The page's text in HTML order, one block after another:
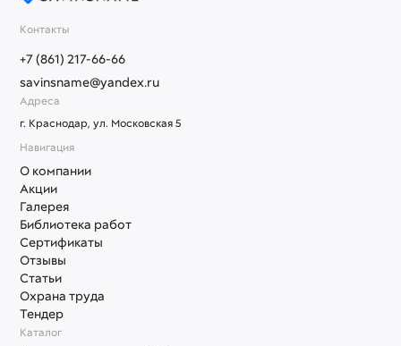
Контакты
+7 (861) 217-66-66
savinsname@yandex.ru
Адреса
г. Краснодар, ул. Московская 5
Навигация
О компании
Акции
Галерея
Библиотека работ
Сертификаты
Отзывы
Статьи
Охрана труда
Тендер
Каталог